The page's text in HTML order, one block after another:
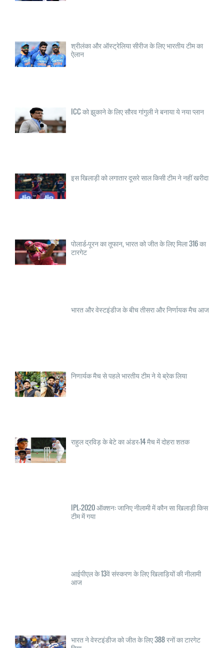
श्रीलंका और ऑस्ट्रेलिया सीरीज के लिए भारतीय टीम का
ऐलान
ICC को झुकाने के लिए सौरव गांगुली ने बनाया ये नया प्लान
इस खिलाड़ी को लगातार दूसरे साल किसी टीम ने नहीं खरीदा
पोलार्ड-पूरन का तूफान, भारत को जीत के लिए मिला 316 का
टारगेट
भारत और वेस्टइंडीज के बीच तीसरा और निर्णायक मैच आज
निणार्यक मैच से पहले भारतीय टीम ने ये ब्रेक लिया
राहुल द्रविड़ के बेटे का अंडर-14 मैच में दोहरा शतक
IPL-2020 ऑक्शन: जानिए नीलामी में कौन सा खिलाड़ी किस
टीम में गया
आईपीएल के 13वें संस्करण के लिए खिलाड़ियों की नीलामी
आज
भारत ने वेस्टइंडीज को जीत के लिए 388 रनों का टारगेट